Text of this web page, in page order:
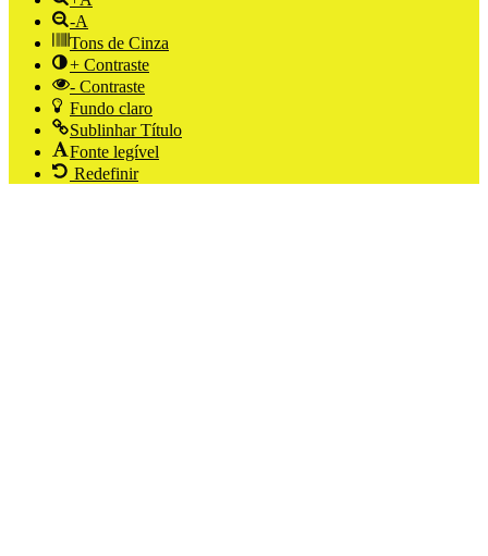
-A
Tons de Cinza
+ Contraste
- Contraste
Fundo claro
Sublinhar Título
Fonte legível
Redefinir